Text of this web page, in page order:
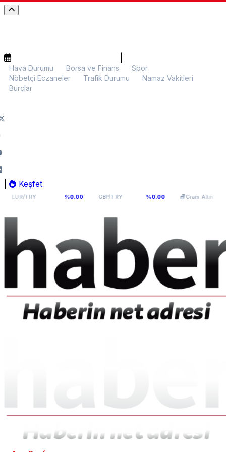
Hava Durumu Borsa ve Finans
Spor
Nöbetçi Eczaneler
Trafik Durumu
Namaz Vakitleri
Burçlar
Keşfet
54,9398 %0.00 GBP/TRY 64,131 %0.00 Gram Altın 6.099,28